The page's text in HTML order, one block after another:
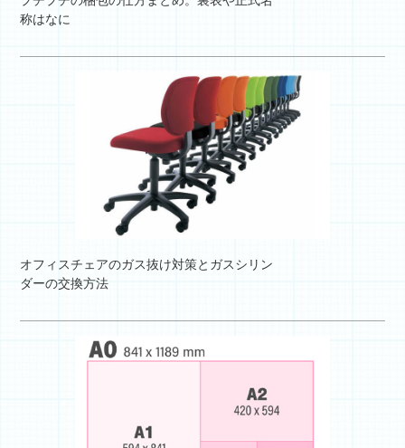
称はなに
オフィスチェアのガス抜け対策とガスシリン
ダーの交換方法